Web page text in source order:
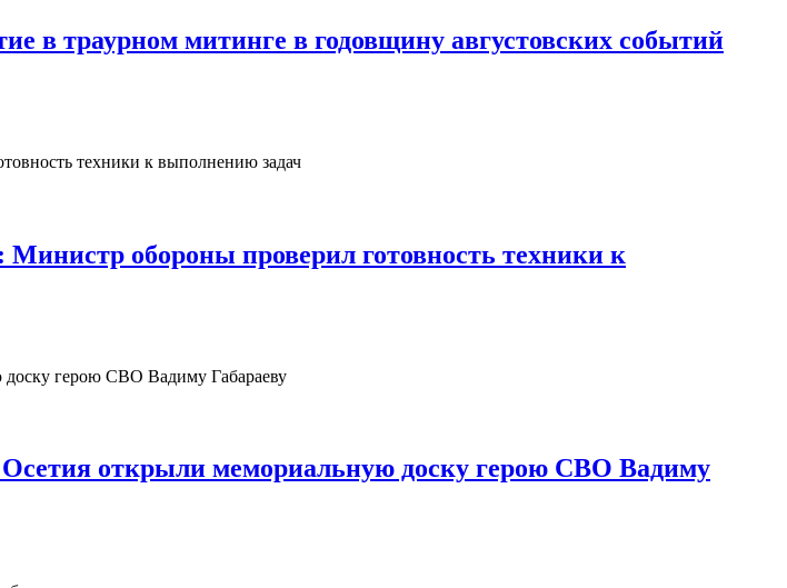
в траурном митинге в годовщину августовских событий
обороны проверил готовность техники к
открыли мемориальную доску герою СВО Вадиму